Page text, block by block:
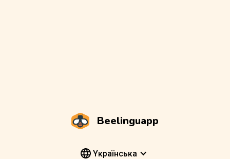
Beelinguapp
Yкраїнська